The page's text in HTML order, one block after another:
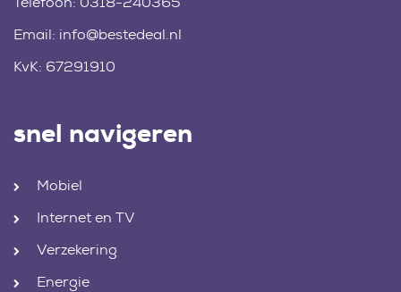
Email: info@bestedeal.nl
KvK: 67291910
snel navigeren
Mobiel
Internet en TV
Verzekering
Energie